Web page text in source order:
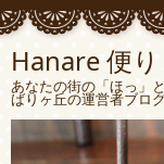
Hanare 便り
あなたの街の「ほっ」
ばりヶ丘の運営者ブロ